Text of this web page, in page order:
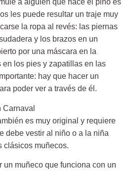
a alguien que hace el pino es
les puede resultar un traje muy
la ropa al revés: las piernas
y los brazos en un
por una máscara en la
en los pies y zapatillas en las
hay que hacer un
poder ver a través de él.
es muy original y requiere
debe vestir al niño o a la niña
clásicos muñecos.
un muñeco que funciona con un